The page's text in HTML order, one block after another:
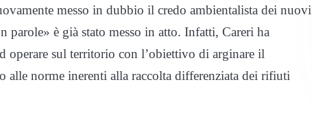
messo in dubbio il credo ambientalista dei nuovi
è già stato messo in atto. Infatti, Careri ha
operare sul territorio con l’obiettivo di arginare il
alle norme inerenti alla raccolta differenziata dei rifiuti